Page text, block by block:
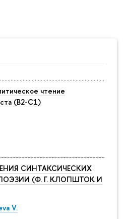
чтение
(B2-C1)
СИНТАКСИЧЕСКИХ
(Ф. Г. КЛОПШТОК И
V.